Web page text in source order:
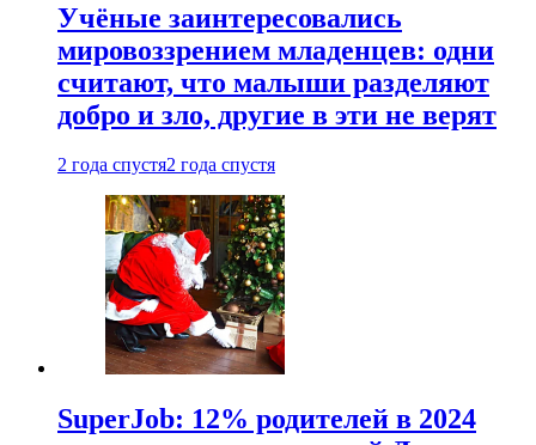
Учёные заинтересовались
мировоззрением младенцев: одни
считают, что малыши разделяют
добро и зло, другие в эти не верят
2 года спустя2 года спустя
SuperJob: 12% родителей в 2024